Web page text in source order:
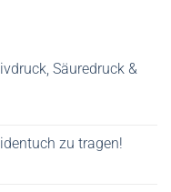
Säuredruck &
zu tragen!